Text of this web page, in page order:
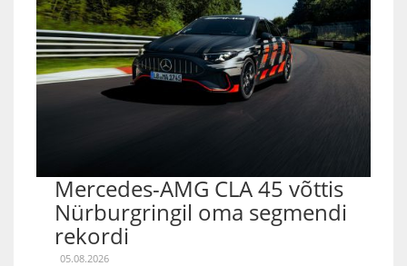
Mercedes-AMG CLA 45 võttis
Nürburgringil oma segmendi
rekordi
05.08.2026